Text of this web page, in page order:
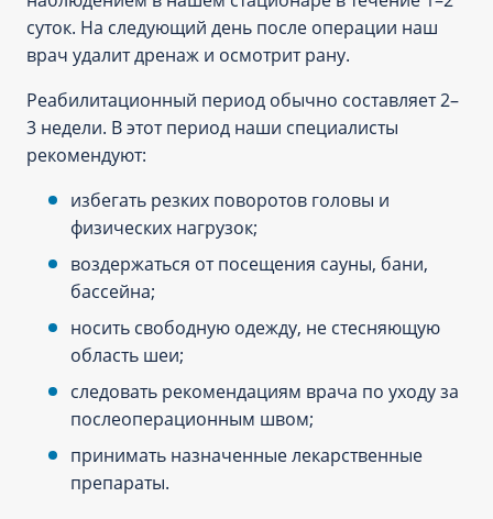
суток. На следующий день после операции наш
врач удалит дренаж и осмотрит рану.
Реабилитационный период обычно составляет 2–
3 недели. В этот период наши специалисты
рекомендуют:
избегать резких поворотов головы и
физических нагрузок;
воздержаться от посещения сауны, бани,
бассейна;
носить свободную одежду, не стесняющую
область шеи;
следовать рекомендациям врача по уходу за
послеоперационным швом;
принимать назначенные лекарственные
препараты.